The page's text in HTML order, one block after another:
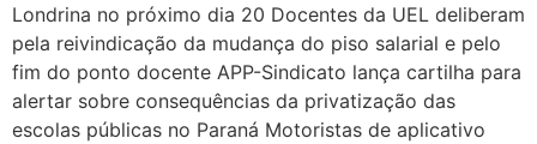
Londrina no próximo dia 20 Docentes da UEL deliberam
pela reivindicação da mudança do piso salarial e pelo
fim do ponto docente APP-Sindicato lança cartilha para
alertar sobre consequências da privatização das
escolas públicas no Paraná Motoristas de aplicativo